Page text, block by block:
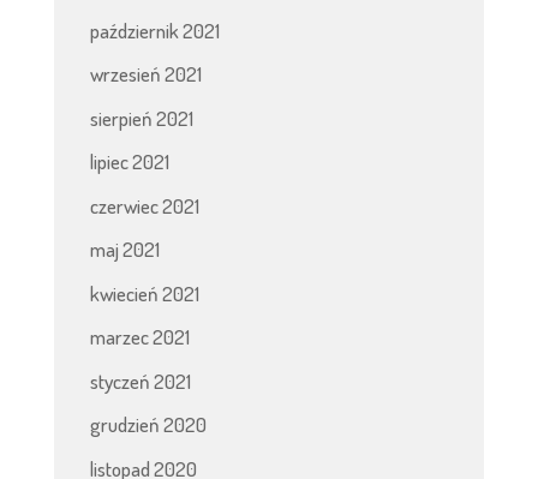
październik 2021
wrzesień 2021
sierpień 2021
lipiec 2021
czerwiec 2021
maj 2021
kwiecień 2021
marzec 2021
styczeń 2021
grudzień 2020
listopad 2020